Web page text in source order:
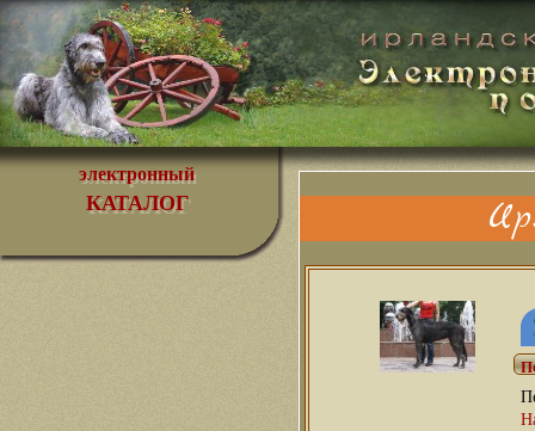
электронный
КАТАЛОГ